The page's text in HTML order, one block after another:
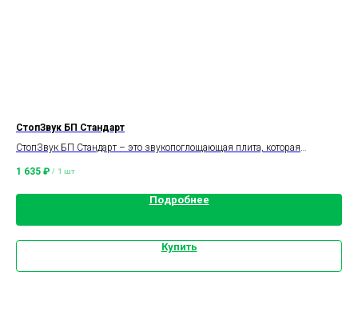
СтопЗвук БП Стандарт
СтопЗвук БП Стандарт – это звукопоглощающая плита, которая
1 635 ₽ / 1 шт
Подробнее
Купить